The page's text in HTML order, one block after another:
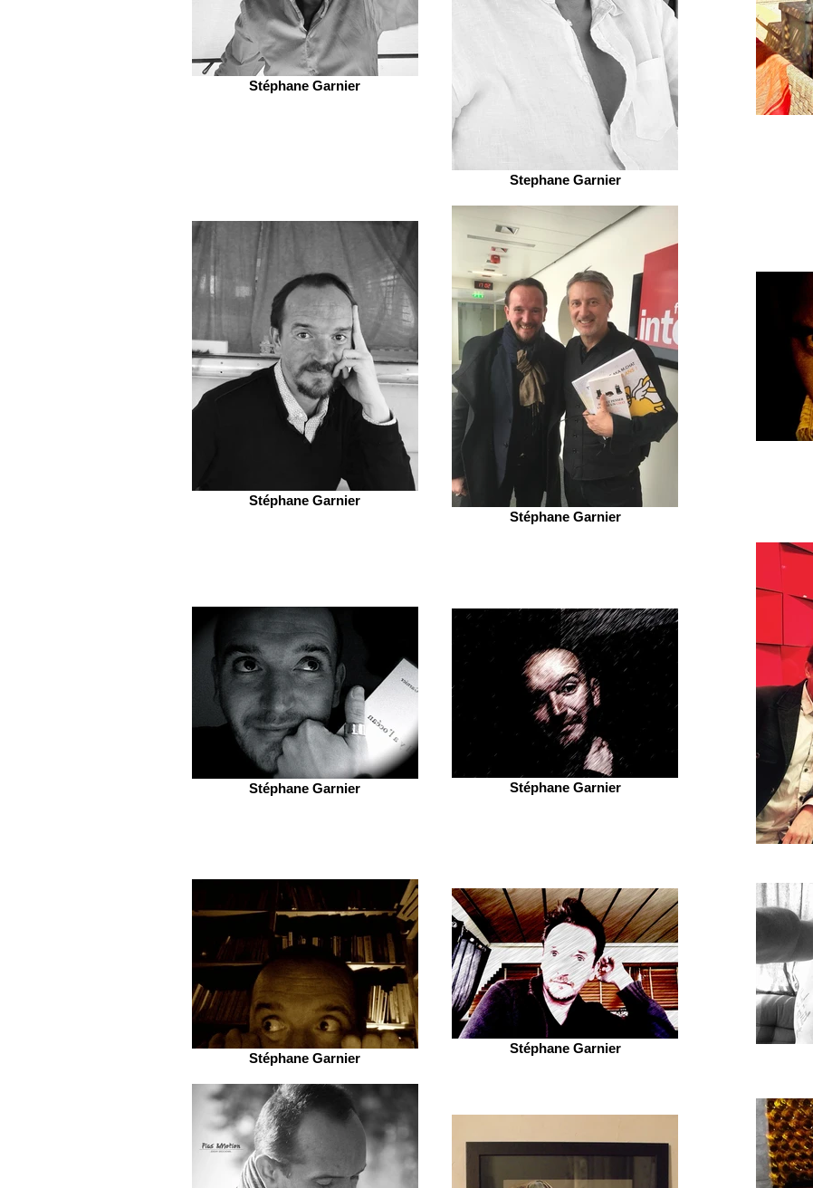
Stéphane Garnier
Stephane Garnier
Stéphane Garnier
Stéphane Garnier
Stéphane Garnier Stéphane Garnier
Stéphane Garnier
Stéphane Garnier